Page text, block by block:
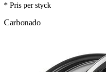
* Pris per styck
Carbonado